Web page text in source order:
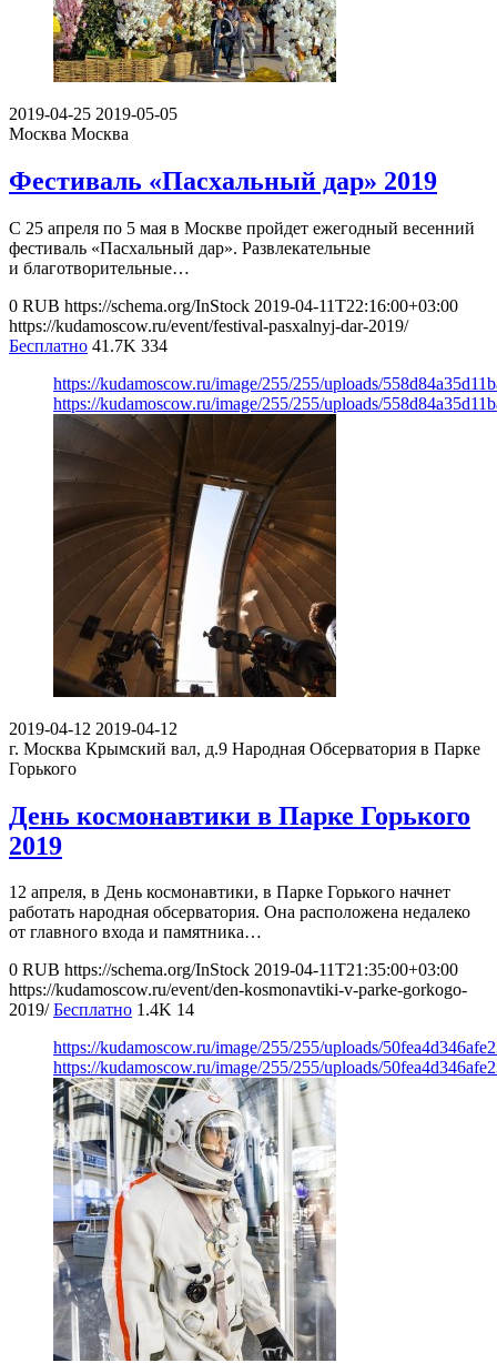
2019-04-25 2019-05-05
Москва Москва
Фестиваль «Пасхальный дар» 2019
С 25 апреля по 5 мая в Москве пройдет ежегодный весенний
фестиваль «Пасхальный дар». Развлекательные
и благотворительные…
0 RUB https://schema.org/InStock 2019-04-11T22:16:00+03:00
https://kudamoscow.ru/event/festival-pasxalnyj-dar-2019/
Бесплатно 41.7K 334
https://kudamoscow.ru/image/255/255/uploads/
https://kudamoscow.ru/image/255/255/uploads/
2019-04-12 2019-04-12
г. Москва Крымский вал, д.9 Народная Обсерватория в Парке
Горького
День космонавтики в Парке Горького
2019
12 апреля, в День космонавтики, в Парке Горького начнет
работать народная обсерватория. Она расположена недалеко
от главного входа и памятника…
0 RUB https://schema.org/InStock 2019-04-11T21:35:00+03:00
https://kudamoscow.ru/event/den-kosmonavtiki-v-parke-gorkogo-
2019/ Бесплатно 1.4K 14
https://kudamoscow.ru/image/255/255/uploads/
https://kudamoscow.ru/image/255/255/uploads/